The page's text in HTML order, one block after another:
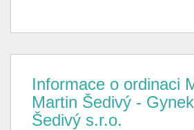
Informace o ordinaci
Martin Šedivý -
Šedivý s.r.o.